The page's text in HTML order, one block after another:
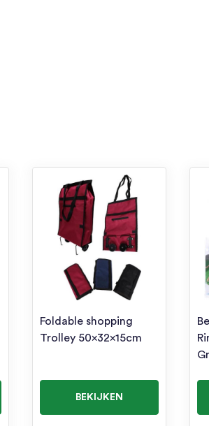
Foldable shopping
Trolley 50x32x15cm
BEKIJKEN